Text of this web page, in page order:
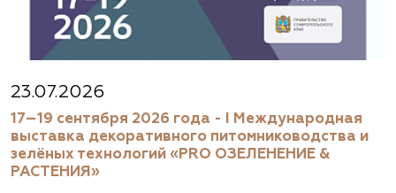
23.07.2026
17–19 сентября 2026 года - I Международная
выставка декоративного питомниководства и
зелёных технологий «PRO ОЗЕЛЕНЕНИЕ &
РАСТЕНИЯ»